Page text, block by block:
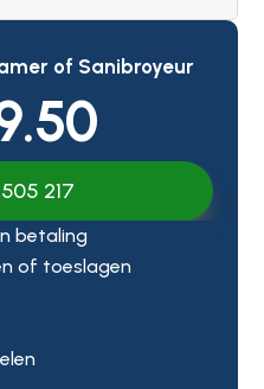
of Sanibroyeur
217
betaling
of toeslagen